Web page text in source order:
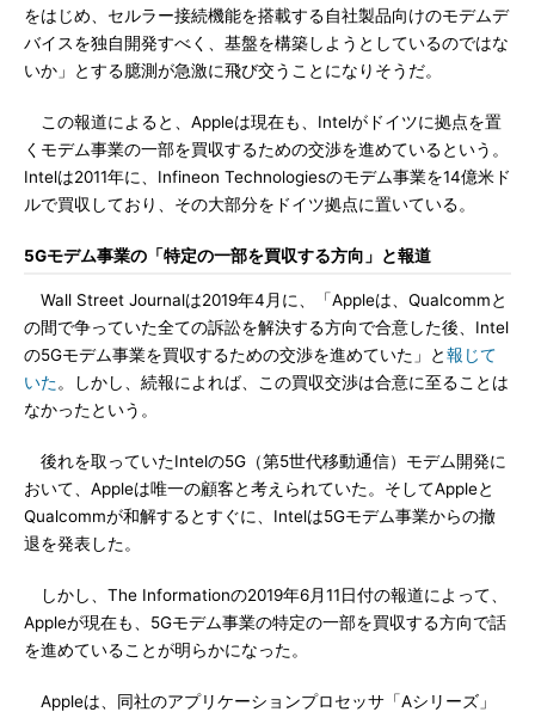
をはじめ、セルラー接続機能を搭載する自社製品向けのモデムデ
バイスを独自開発すべく、基盤を構築しようとしているのではな
いか」とする臆測が急激に飛び交うことになりそうだ。
この報道によると、Appleは現在も、Intelがドイツに拠点を置
くモデム事業の一部を買収するための交渉を進めているという。
Intelは2011年に、Infineon Technologiesのモデム事業を14億米ド
ルで買収しており、その大部分をドイツ拠点に置いている。
5Gモデム事業の「特定の一部を買収する方向」と報道
Wall Street Journalは2019年4月に、「Appleは、Qualcommと
の間で争っていた全ての訴訟を解決する方向で合意した後、Intel
の5Gモデム事業を買収するための交渉を進めていた」と報じて
いた。しかし、続報によれば、この買収交渉は合意に至ることは
なかったという。
後れを取っていたIntelの5G（第5世代移動通信）モデム開発に
おいて、Appleは唯一の顧客と考えられていた。そしてAppleと
Qualcommが和解するとすぐに、Intelは5Gモデム事業からの撤
退を発表した。
しかし、The Informationの2019年6月11日付の報道によって、
Appleが現在も、5Gモデム事業の特定の一部を買収する方向で話
を進めていることが明らかになった。
Appleは、同社のアプリケーションプロセッサ「Aシリーズ」